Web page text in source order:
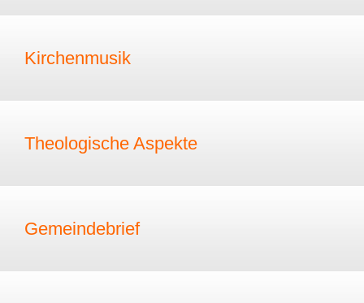
Kirchenmusik
Theologische Aspekte
Gemeindebrief